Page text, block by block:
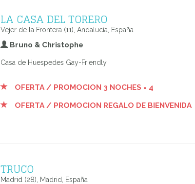
LA CASA DEL TORERO
Vejer de la Frontera (11), Andalucía, España
Bruno & Christophe
Casa de Huespedes Gay-Friendly
OFERTA / PROMOCION 3 NOCHES = 4
OFERTA / PROMOCION REGALO DE BIENVENIDA
TRUCO
Madrid (28), Madrid, España